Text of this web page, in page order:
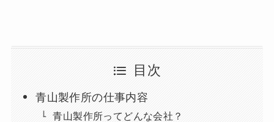
目次
青山製作所の仕事内容
青山製作所ってどんな会社？